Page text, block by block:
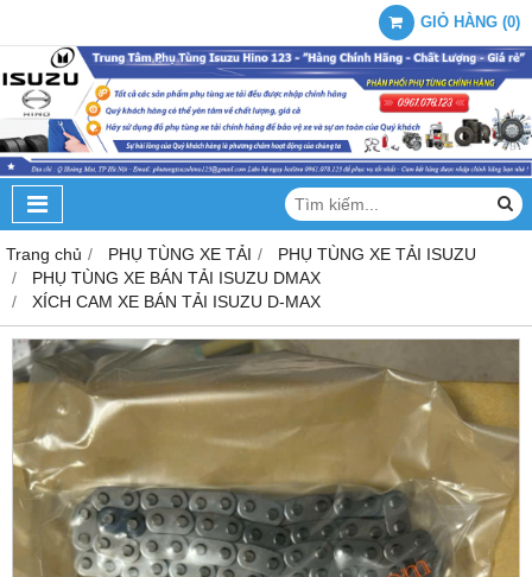
GIỎ HÀNG (0)
Trang chủ PHỤ TÙNG XE TẢI
PHỤ TÙNG XE TẢI ISUZU
PHỤ TÙNG XE BÁN TẢI ISUZU DMAX
XÍCH CAM XE BÁN TẢI ISUZU D-MAX